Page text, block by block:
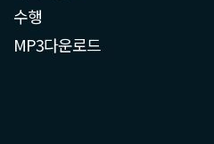
수행
MP3다운로드